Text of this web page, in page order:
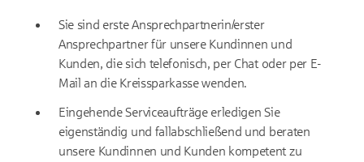
Sie sind erste Ansprechpartnerin/erster
Ansprechpartner für unsere Kundinnen und
Kunden, die sich telefonisch, per Chat oder per E-
Mail an die Kreissparkasse wenden.
Eingehende Serviceaufträge erledigen Sie
eigenständig und fallabschließend und beraten
unsere Kundinnen und Kunden kompetent zu